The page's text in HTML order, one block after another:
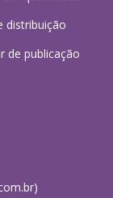
distribuição
de publicação